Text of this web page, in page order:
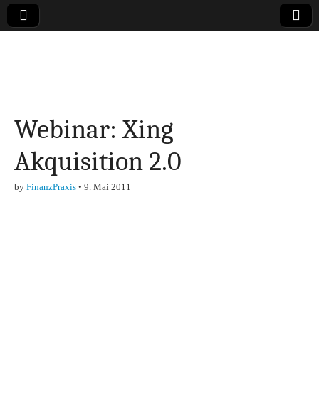
Finanzen,
Marketing-, Vertrieb-
Webinar: Xing
Akquisition 2.0
by FinanzPraxis • 9. Mai 2011